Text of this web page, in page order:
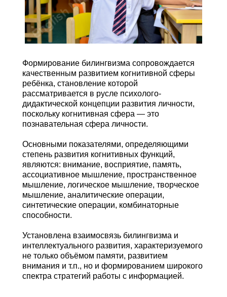
Формирование билингвизма сопровождается
качественным развитием когнитивной сферы
ребёнка, становление которой
рассматривается в русле психолого-
дидактической концепции развития личности,
поскольку когнитивная сфера — это
познавательная сфера личности.
Основными показателями, определяющими
степень развития когнитивных функций,
являются: внимание, восприятие, память,
ассоциативное мышление, пространственное
мышление, логическое мышление, творческое
мышление, аналитические операции,
синтетические операции, комбинаторные
способности.
Установлена взаимосвязь билингвизма и
интеллектуального развития, характеризуемого
не только объёмом памяти, развитием
внимания и т.п., но и формированием широкого
спектра стратегий работы с информацией.